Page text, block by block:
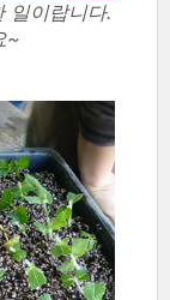
일이랍니다.
~